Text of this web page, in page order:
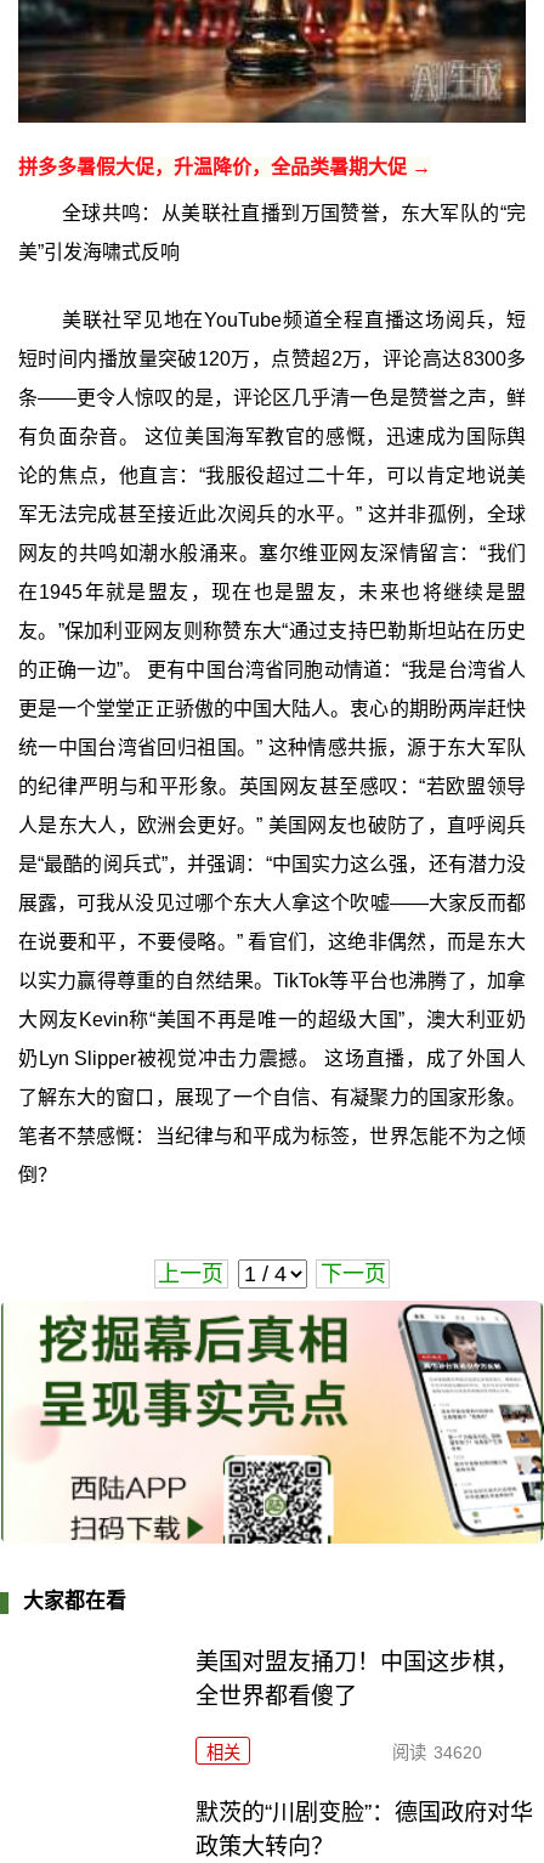
拼多多暑假大促，升温降价，全品类暑期大促 →
全球共鸣：从美联社直播到万国赞誉，东大军队的“完
美”引发海啸式反响
美联社罕见地在YouTube频道全程直播这场阅兵，短
短时间内播放量突破120万，点赞超2万，评论高达8300多
条——更令人惊叹的是，评论区几乎清一色是赞誉之声，鲜
有负面杂音。 这位美国海军教官的感慨，迅速成为国际舆
论的焦点，他直言：“我服役超过二十年，可以肯定地说美
军无法完成甚至接近此次阅兵的水平。” 这并非孤例，全球
网友的共鸣如潮水般涌来。塞尔维亚网友深情留言：“我们
在1945年就是盟友，现在也是盟友，未来也将继续是盟
友。”保加利亚网友则称赞东大“通过支持巴勒斯坦站在历史
的正确一边”。 更有中国台湾省同胞动情道：“我是台湾省人
更是一个堂堂正正骄傲的中国大陆人。衷心的期盼两岸赶快
统一中国台湾省回归祖国。” 这种情感共振，源于东大军队
的纪律严明与和平形象。英国网友甚至感叹：“若欧盟领导
人是东大人，欧洲会更好。” 美国网友也破防了，直呼阅兵
是“最酷的阅兵式”，并强调：“中国实力这么强，还有潜力没
展露，可我从没见过哪个东大人拿这个吹嘘——大家反而都
在说要和平，不要侵略。” 看官们，这绝非偶然，而是东大
以实力赢得尊重的自然结果。TikTok等平台也沸腾了，加拿
大网友Kevin称“美国不再是唯一的超级大国”，澳大利亚奶
奶Lyn Slipper被视觉冲击力震撼。 这场直播，成了外国人
了解东大的窗口，展现了一个自信、有凝聚力的国家形象。
笔者不禁感慨：当纪律与和平成为标签，世界怎能不为之倾
倒？
上一页 下一页
大家都在看
美国对盟友捅刀！中国这步棋，
全世界都看傻了
相关 阅读 34620
默茨的“川剧变脸”：德国政府对华
政策大转向？